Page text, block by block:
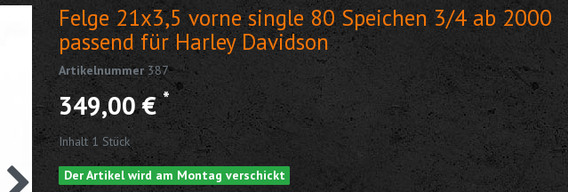
Felge 21x3,5 vorne single 80 Speichen 3/4 ab 2000
passend für Harley Davidson
Artikelnummer 387
349,00 €*
Inhalt 1 Stück
Der Artikel wird am Montag verschickt